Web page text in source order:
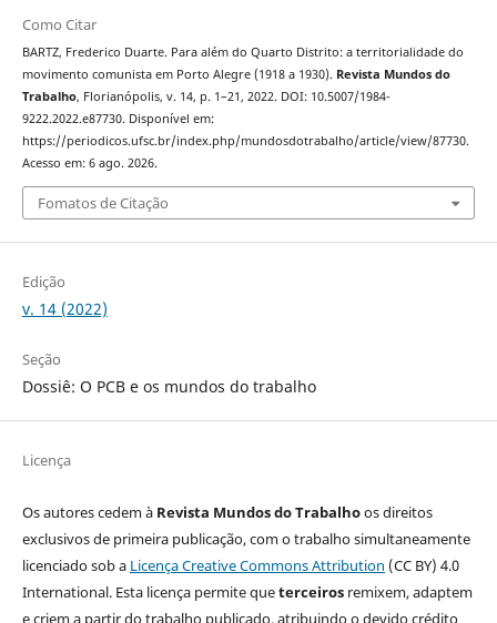
Como Citar
BARTZ, Frederico Duarte. Para além do Quarto Distrito: a territorialidade do
movimento comunista em Porto Alegre (1918 a 1930). Revista Mundos do
Trabalho, Florianópolis, v. 14, p. 1–21, 2022. DOI: 10.5007/1984-
9222.2022.e87730. Disponível em:
https://periodicos.ufsc.br/index.php/mundosdotrabalho/article/view/87730.
Acesso em: 6 ago. 2026.
Fomatos de Citação
Edição
v. 14 (2022)
Seção
Dossiê: O PCB e os mundos do trabalho
Licença
Os autores cedem à Revista Mundos do Trabalhoos direitos
exclusivos de primeira publicação, com o trabalho simultaneamente
licenciado sob a Licença Creative Commons Attribution (CC BY) 4.0
International. Esta licença permite queterceirosremixem, adaptem
e criem a partir do trabalho publicado, atribuindo o devido crédito